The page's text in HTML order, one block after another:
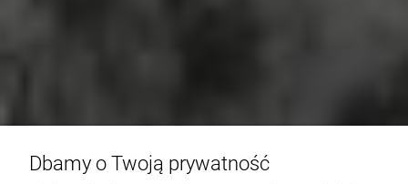
Dbamy o Twoją prywatność